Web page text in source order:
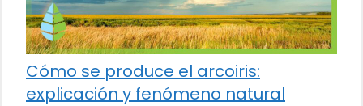
Cómo se produce el arcoiris:
explicación y fenómeno natural